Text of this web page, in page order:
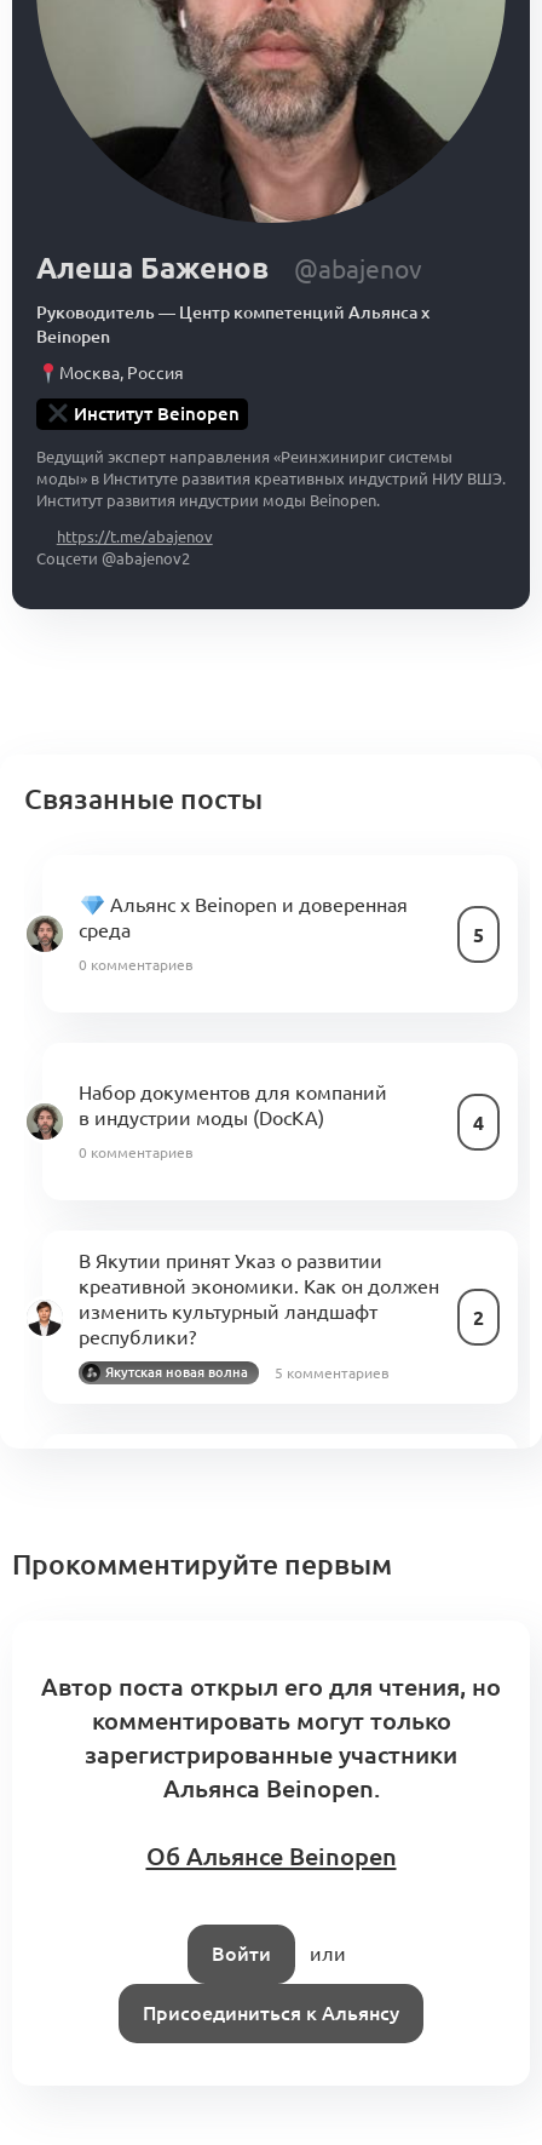
Алеша Баженов @abajenov
Руководитель— Центр компетенций Альянса x
Beinopen
Москва, Россия
Институт Beinopen
Ведущий эксперт направления «Реинжинириг системы
моды» в Институте развития креативных индустрий НИУ ВШЭ.
Институт развития индустрии моды Beinopen.
https://t.me/abajenov
Соцсети @abajenov2
Связанные посты
Альянс x Beinopen и доверенная
среда
5
0 комментариев
Набор документов для компаний
в индустрии моды (DocKA)
4
0 комментариев
В Якутии принят Указ о развитии
креативной экономики. Как он должен
изменить культурный ландшафт
республики?
2
Якутская новая волна 5 комментариев
1 комментарий
построения модулей
1
Шаг 3.10 Траектория учащимся:
колледж, бакалавриат, магистратура,
Прокомментируйте первым
Автор поста открыл его для чтения, но
комментировать могут только
зарегистрированные участники
Альянса Beinopen.
Об Альянсе Beinopen
Войти или
Присоединиться к Альянсу